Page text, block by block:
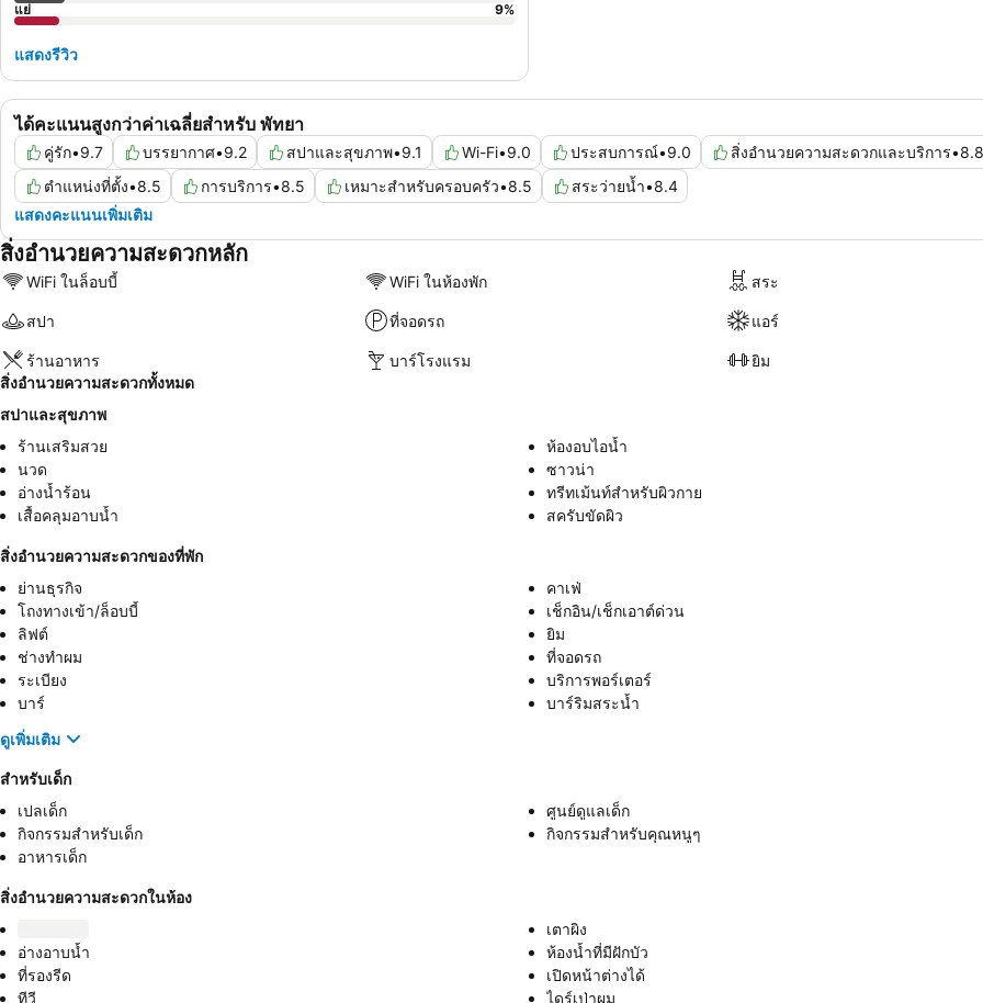
ได้คะแนนสูงกว่าค่าเฉลี่ยสำหรับ พัทยา
คู่รัก•9.7 บรรยากาศ•9.2 สปาและสุขภาพ•9.1 Wi-Fi•9.0 ประสบการณ์•9.0 สิ่งอำนวยความสะดวกและบริการ•8.8
ตำแหน่งที่ตั้ง•8.5 การบริการ•8.5 เหมาะสำหรับครอบครัว•8.5 สระว่ายน้ำ•8.4
แสดงคะแนนเพิ่มเติม
แย่
9%
แสดงรีวิว
สิ่งอำนวยความสะดวกหลัก
WiFi ในล็อบบี้ WiFi ในห้องพัก สระ
สปา ที่จอดรถ แอร์
ร้านอาหาร บาร์โรงแรม
ยิม
สิ่งอำนวยความสะดวกทั้งหมด
สปาและสุขภาพ
ร้านเสริมสวย
ห้องอบไอน้ำ
นวด
ซาวน่า
อ่างน้ำร้อน
ทรีทเม้นท์สำหรับผิวกาย
เสื้อคลุมอาบน้ำ
สครับขัดผิว
สิ่งอำนวยความสะดวกของที่พัก
ย่านธุรกิจ
คาเฟ่
โถงทางเข้า/ล็อบบี้
เช็กอิน/เช็กเอาต์ด่วน
ลิฟต์
ยิม
ช่างทำผม
ที่จอดรถ
ระเบียง
บริการพอร์เตอร์
บาร์
บาร์ริมสระน้ำ
ดูเพิ่มเติม
สำหรับเด็ก
เปลเด็ก
ศูนย์ดูแลเด็ก
กิจกรรมสำหรับเด็ก
กิจกรรมสำหรับคุณหนูๆ
อาหารเด็ก
สิ่งอำนวยความสะดวกในห้อง
เตาผิง
อ่างอาบน้ำ
ห้องน้ำที่มีฝักบัว
ที่รองรีด
เปิดหน้าต่างได้
ทีวี
ไดร์เป่าผม